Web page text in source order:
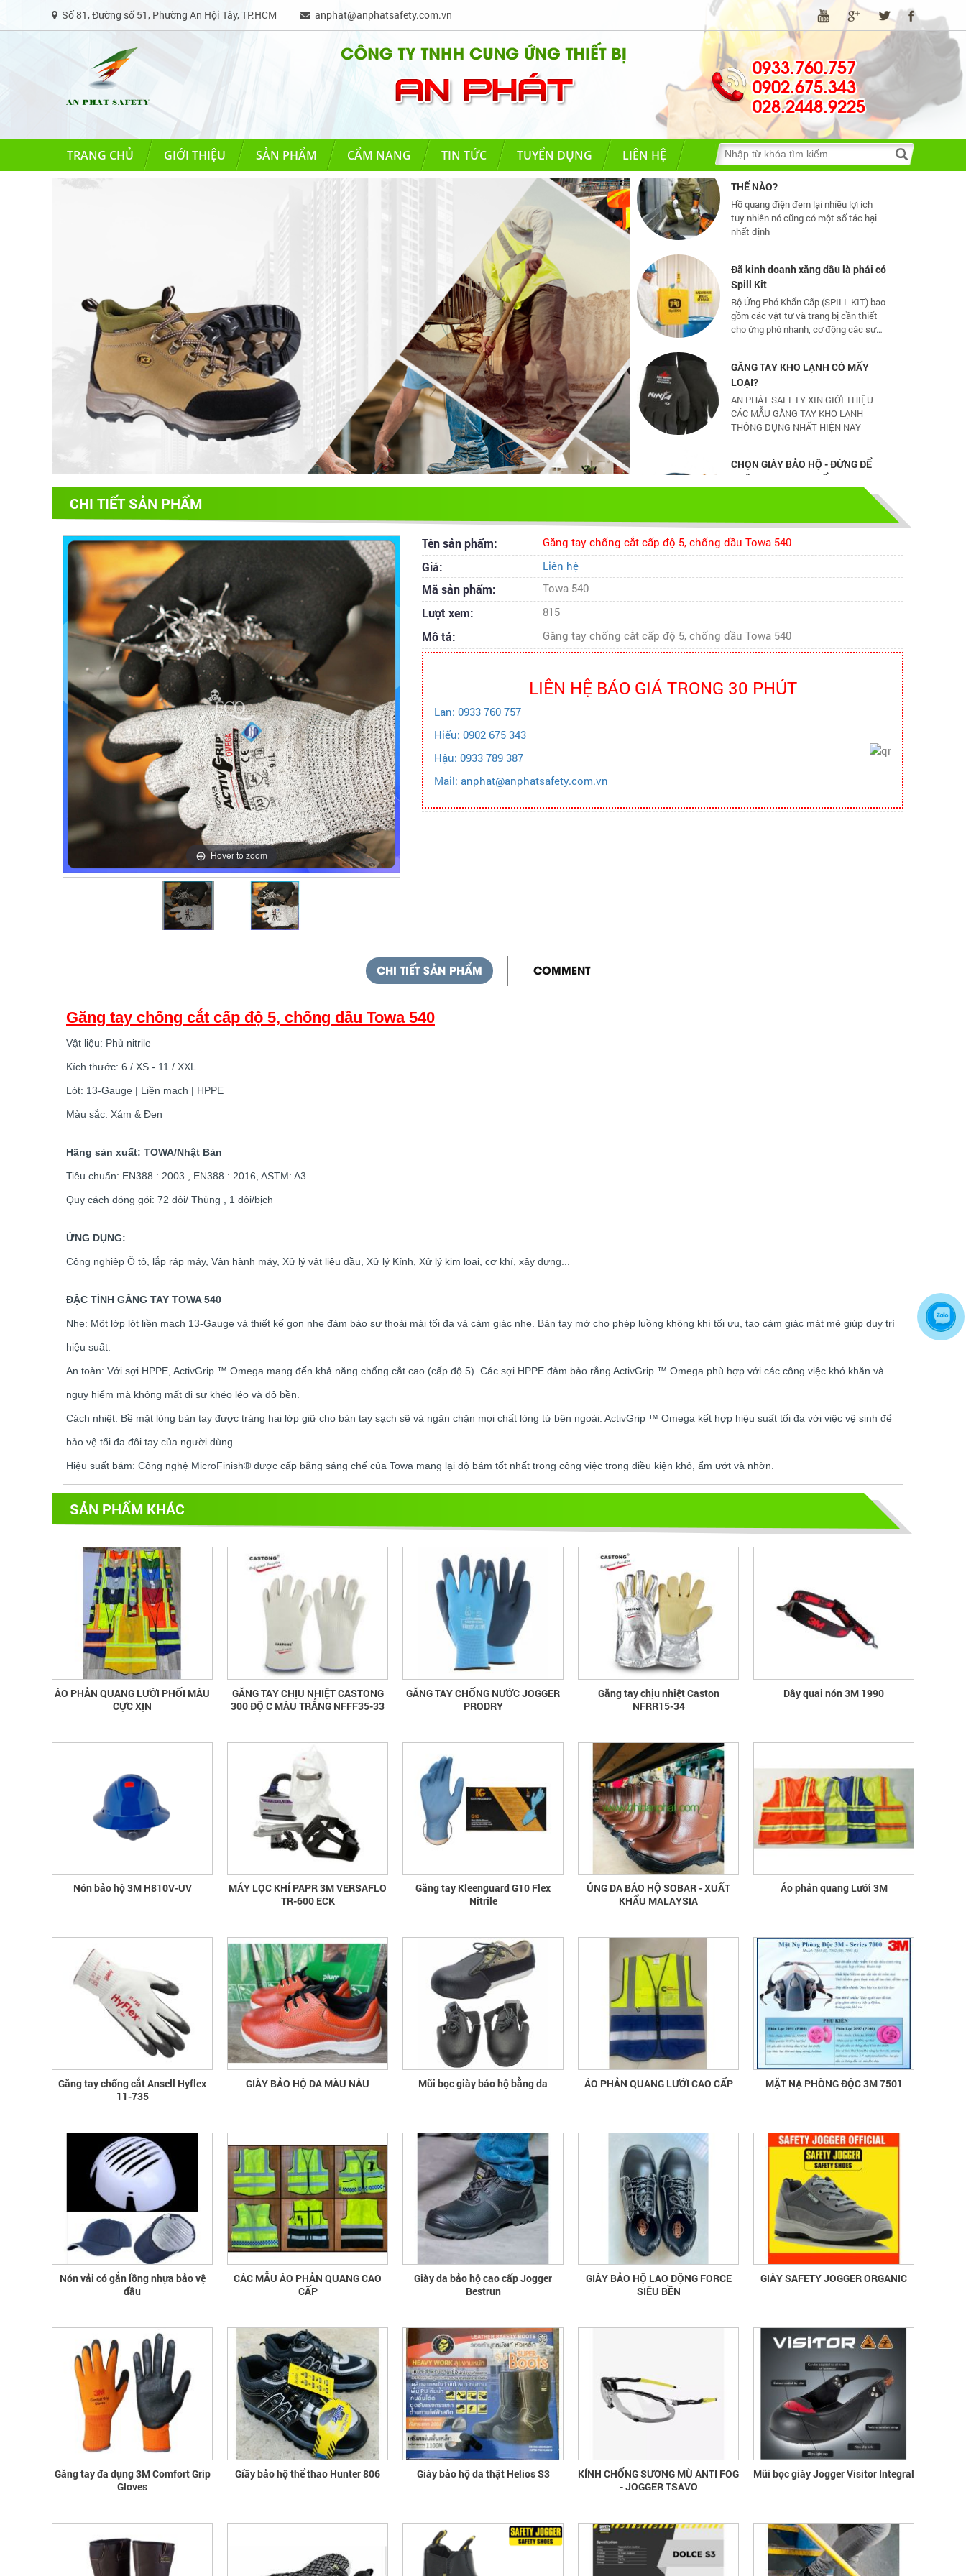
Số 81, Đường số 51, Phường An Hội Tây, TP.HCM anphat@anphatsafety.com.vn
0933.760.757
0902.675.343
028.2448.9225
TRANG CHỦ GIỚI THIỆU SẢN PHẨM CẨM NANG TIN TỨC TUYỂN DỤNG LIÊN HỆ
Những quy định và hệ thống pháp
luật về bảo hộ lao động
Những quy định và hệ thống pháp luật
về bảo hộ lao động
TIA HỒ QUANG ĐIỆN NGUY HIỂM
THẾ NÀO?
Hồ quang điện đem lại nhiều lợi ích
tuy nhiên nó cũng có một số tác hại
nhất định
Đã kinh doanh xăng dầu là phải có
Bộ Ứng Phó Khẩn Cấp (SPILL KIT) bao
gồm các vật tư và trang bị cần thiết
cho ứng phó nhanh, cơ động các sự
cố tràn đổ dầu và hoá chất mức vừa
và nhỏ
GĂNG TAY KHO LẠNH CÓ MẤY
AN PHÁT SAFETY XIN GIỚI THIỆU
CÁC MẪU GĂNG TAY KHO LẠNH
THÔNG DỤNG NHẤT HIỆN NAY
CHỌN GIÀY BẢO HỘ - ĐỪNG ĐỂ
Hãy chọn lựa 1 đôi giày bảo hộ phù
TỦ ĐỰNG HÓA CHẤT CÓ LỌC HẤP
THU
THU
bao ho lao dong - Khóa tập huấn
Truyền thông viên nguồn về AT-
bao ho lao dong - Khóa tập huấn
Truyền thông viên nguồn về AT-VSLĐ
thông tin quốc gia về ATVSLĐ lần
CHÂN BẠN NGUY HIỂM
TỦ ĐỰNG HÓA CHẤT CÓ LỌC HẤP
THU
bao ho lao dong - Khóa tập huấn
quần áo bảo hộ - Hội nghị Mạng
thông tin quốc gia về ATVSLĐ lần
CHI TIẾT SẢN PHẨM
Hover to zoom
Tên sản phẩm: Găng tay chống cắt cấp độ 5, chống dầu Towa 540
Giá: Liên hệ
Mã sản phẩm: Towa 540
Lượt xem: 815
Mô tả: Găng tay chống cắt cấp độ 5, chống dầu Towa 540
LIÊN HỆ BÁO GIÁ TRONG 30 PHÚT
Lan: 0933 760 757
Hiếu: 0902 675 343
Hậu: 0933 789 387
Mail: anphat@anphatsafety.com.vn
CHI TIẾT SẢN PHẨM COMMENT
Găng tay chống cắt cấp độ 5, chống dầu Towa 540
Vật liệu: Phủ nitrile
Kích thước: 6 / XS - 11 / XXL
Lót: 13-Gauge | Liền mạch | HPPE
Màu sắc: Xám & Đen
Hãng sản xuất: TOWA/Nhật Bản
Tiêu chuẩn: EN388 : 2003 , EN388 : 2016, ASTM: A3
Quy cách đóng gói: 72 đôi/ Thùng , 1 đôi/bịch
ỨNG DỤNG:
Công nghiệp Ô tô, lắp ráp máy, Vận hành máy, Xử lý vật liệu dầu, Xử lý Kính, Xử lý kim loại, cơ khí, xây dựng...
ĐẶC TÍNH GĂNG TAY TOWA 540
Nhẹ: Một lớp lót liền mạch 13-Gauge và thiết kế gọn nhẹ đảm bảo sự thoải mái tối đa và cảm giác nhẹ. Bàn tay mở cho phép luồng không khí tối ưu, tạo cảm giác mát mẻ giúp duy trì
hiệu suất.
An toàn: Với sợi HPPE, ActivGrip ™ Omega mang đến khả năng chống cắt cao (cấp độ 5). Các sợi HPPE đảm bảo rằng ActivGrip ™ Omega phù hợp với các công việc khó khăn và
nguy hiểm mà không mất đi sự khéo léo và độ bền.
Cách nhiệt: Bề mặt lòng bàn tay được tráng hai lớp giữ cho bàn tay sạch sẽ và ngăn chặn mọi chất lỏng từ bên ngoài. ActivGrip ™ Omega kết hợp hiệu suất tối đa với việc vệ sinh để
bảo vệ tối đa đôi tay của người dùng.
Hiệu suất bám: Công nghệ MicroFinish® được cấp bằng sáng chế của Towa mang lại độ bám tốt nhất trong công việc trong điều kiện khô, ẩm ướt và nhờn.
SẢN PHẨM KHÁC
ÁO PHẢN QUANG LƯỚI PHỐI MÀU
CỰC XỊN
GĂNG TAY CHỊU NHIỆT CASTONG
300 ĐỘ C MÀU TRẮNG NFFF35-33
GĂNG TAY CHỐNG NƯỚC JOGGER
PRODRY
Găng tay chịu nhiệt Caston
NFRR15-34
Dây quai nón 3M 1990
Nón bảo hộ 3M H810V-UV
MÁY LỌC KHÍ PAPR 3M VERSAFLO
TR-600 ECK
Găng tay Kleenguard G10 Flex
Nitrile
ỦNG DA BẢO HỘ SOBAR - XUẤT
KHẨU MALAYSIA
Áo phản quang Lưới 3M
Găng tay chống cắt Ansell Hyflex
11-735
GIÀY BẢO HỘ DA MÀU NÂU Mũi bọc giày bảo hộ bằng da ÁO PHẢN QUANG LƯỚI CAO CẤP MẶT NẠ PHÒNG ĐỘC 3M 7501
Nón vải có gắn lồng nhựa bảo vệ
đầu
CÁC MẪU ÁO PHẢN QUANG CAO
CẤP
Giày da bảo hộ cao cấp Jogger
Bestrun
GIÀY BẢO HỘ LAO ĐỘNG FORCE
SIÊU BỀN
GIÀY SAFETY JOGGER ORGANIC
Găng tay đa dụng 3M Comfort Grip
Gloves
Giầy bảo hộ thể thao Hunter 806 Giày bảo hộ da thật Helios S3
KÍNH CHỐNG SƯƠNG MÙ ANTI FOG
- JOGGER TSAVO
Mũi bọc giày Jogger Visitor Integral